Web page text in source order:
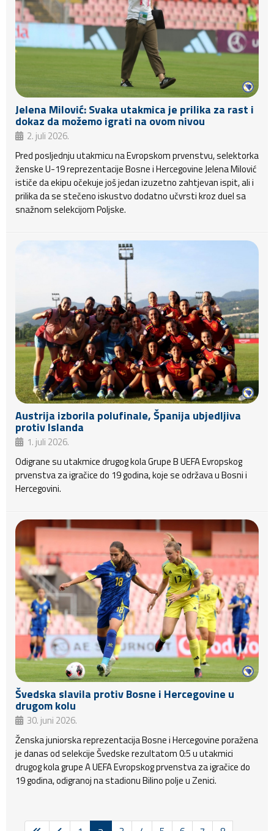
Jelena Milović: Svaka utakmica je prilika za rast i
dokaz da možemo igrati na ovom nivou
2. juli 2026.
Pred posljednju utakmicu na Evropskom prvenstvu, selektorka
ženske U-19 reprezentacije Bosne i Hercegovine Jelena Milović
ističe da ekipu očekuje još jedan izuzetno zahtjevan ispit, ali i
prilika da se stečeno iskustvo dodatno učvrsti kroz duel sa
snažnom selekcijom Poljske.
Austrija izborila polufinale, Španija ubjedljiva
protiv Islanda
1. juli 2026.
Odigrane su utakmice drugog kola Grupe B UEFA Evropskog
prvenstva za igračice do 19 godina, koje se održava u Bosni i
Hercegovini.
Švedska slavila protiv Bosne i Hercegovine u
drugom kolu
30. juni 2026.
Ženska juniorska reprezentacija Bosne i Hercegovine poražena
je danas od selekcije Švedske rezultatom 0:5 u utakmici
drugog kola grupe A UEFA Evropskog prvenstva za igračice do
19 godina, odigranoj na stadionu Bilino polje u Zenici.